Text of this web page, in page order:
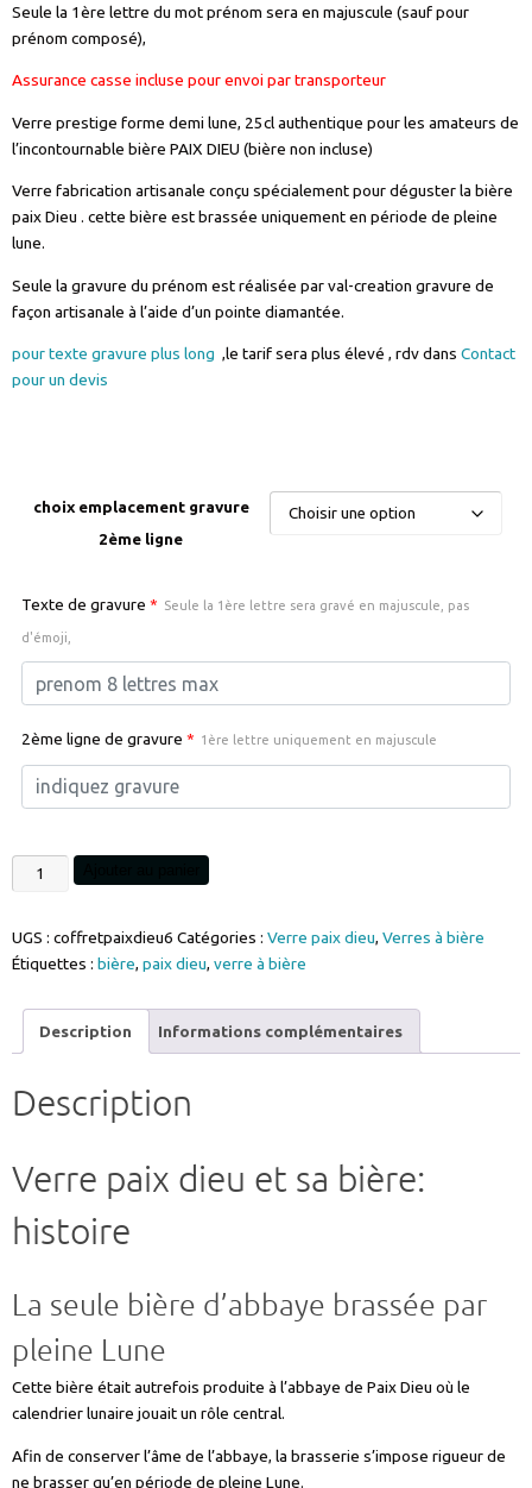
Seule la 1ère lettre du mot prénom sera en majuscule (sauf pour
prénom composé),
Assurance casse incluse pour envoi par transporteur
Verre prestige forme demi lune, 25cl authentique pour les amateurs de
l’incontournable bière PAIX DIEU (bière non incluse)
Verre fabrication artisanale conçu spécialement pour déguster la bière
paix Dieu . cette bière est brassée uniquement en période de pleine
lune.
Seule la gravure du prénom est réalisée par val-creation gravure de
façon artisanale à l’aide d’un pointe diamantée.
pour texte gravure plus long ,le tarif sera plus élevé , rdv dans Contact
pour un devis
choix emplacement gravure
2ème ligne
Texte de gravure * Seule la 1ère lettre sera gravé en majuscule, pas
d'émoji,
2ème ligne de gravure * 1ère lettre uniquement en majuscule
quantité
de
verre
paix
gravure
personnalisable
lignes
UGS : coffretpaixdieu6 Catégories : Verre paix dieu, Verres à bière
Étiquettes : bière, paix dieu, verre à bière
Description Informations complémentaires
Description
Verre paix dieu et sa bière:
histoire
La seule bière d’abbaye brassée par
pleine Lune
Cette bière était autrefois produite à l’abbaye de Paix Dieu où le
calendrier lunaire jouait un rôle central.
Afin de conserver l’âme de l’abbaye, la brasserie s’impose rigueur de
ne brasser qu’en période de pleine Lune.